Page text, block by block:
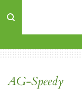
Hauptinhalt
springen
AG-Speedy